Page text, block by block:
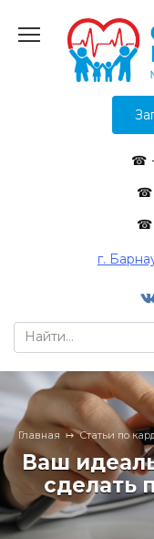
содержанию
г.
Search
for:
Главная Статьи по
Ваш
сделать